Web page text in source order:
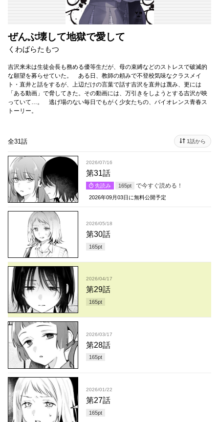
ぜんぶ壊して地獄で愛して
くわばらたもつ
吉沢来未は生徒会長も務める優等生だが、母の束縛などのストレスで破滅的
な願望を募らせていた。 ある日、教師の頼みで不登校気味なクラスメイ
ト・直井と話をするが、上辺だけの言葉で話す吉沢を直井は蔑み、更には
「ある動画」で脅してきた。その動画には、万引きをしようとする吉沢が映
っていて…。 逃げ場のない毎日でもがく少女たちの、バイオレンス青春ス
トーリー。
全31話 1話から
2026/07/16
第31話
先読み 165pt で今すぐ読める！
2026年09月03日 に無料公開予定
2026/05/18
第30話
165pt
2026/04/17
第29話
165pt
2026/03/17
第28話
165pt
2026/01/22
第27話
165pt